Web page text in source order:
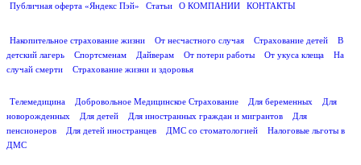
Публичная оферта «Яндекс Пэй»
Статьи О КОМПАНИИ
КОНТАКТЫ
Накопительное страхование жизни
От несчастного случая Страхование детей
В
детский лагерь
Спортсменам Дайверам От потери работы От укуса клеща
На
случай смерти
Страхование жизни и здоровья
Телемедицина
Добровольное Медицинское Страхование Для беременных
Для
новорожденных
Для детей Для иностранных граждан и мигрантов
Для
пенсионеров
Для детей иностранцев ДМС со стоматологией
Налоговые льготы в
ДМС